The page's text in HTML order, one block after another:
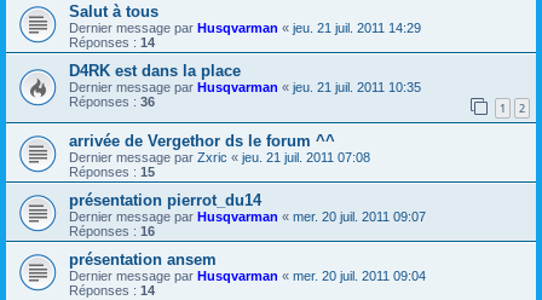
Salut à tous
Dernier message par Husqvarman « jeu. 21 juil. 2011 14:29
Réponses : 14
D4RK est dans la place
Dernier message par Husqvarman « jeu. 21 juil. 2011 10:35
Réponses : 36 1 2
arrivée de Vergethor ds le forum ^^
Dernier message par Zxric « jeu. 21 juil. 2011 07:08
Réponses : 15
présentation pierrot_du14
Dernier message par Husqvarman « mer. 20 juil. 2011 09:07
Réponses : 16
présentation ansem
Dernier message par Husqvarman « mer. 20 juil. 2011 09:04
Réponses : 14